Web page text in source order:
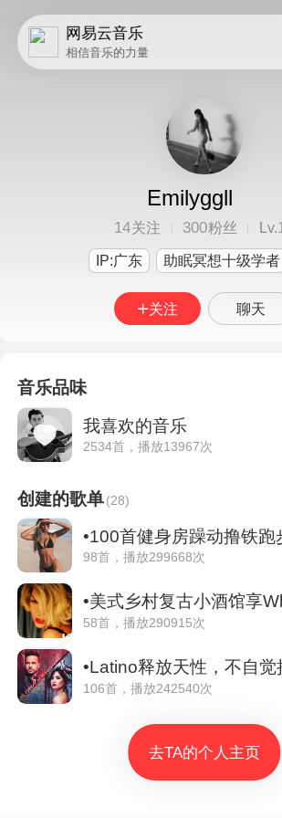
网易云音乐
相信音乐的力量
Emilyggll
14关注 300粉丝 Lv.
IP:广东 助眠冥想十级学者
关注 聊天
音乐品味
我喜欢的音乐
2534首，播放13967次
创建的歌单(28)
98首，播放299668次
58首，播放290915次
106首，播放242540次
去TA的个人主页